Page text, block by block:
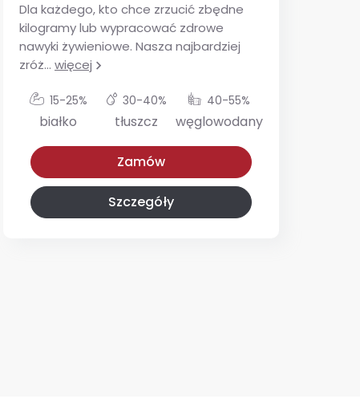
Dla każdego, kto chce zrzucić zbędne
kilogramy lub wypracować zdrowe
nawyki żywieniowe. Nasza najbardziej
zróż... więcej
15-25%
białko
30-40%
tłuszcz
40-55%
węglowodany
Zamów
Szczegóły